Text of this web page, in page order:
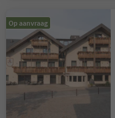
Op aanvraag